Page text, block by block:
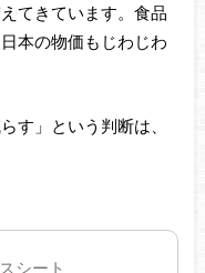
てきています。食品
本の物価もじわじわ
す」という判断は、
シート